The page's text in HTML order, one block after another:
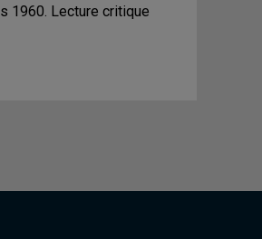
1960. Lecture critique